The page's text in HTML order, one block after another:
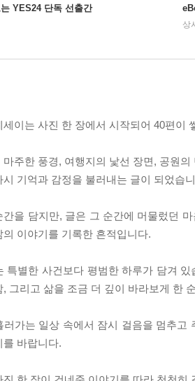
YES24 단독 선출간
상
세이는 사진 한 장에서 시작되어 40편이
마주한 풍경, 여행지의 낯선 장면, 공원
시 기억과 감정을 불러내는 글이 되었습
간을 담지만, 글은 그 순간에 머물렀던
의 이야기를 기록한 흔적입니다.
특별한 사건보다 평범한 하루가 담겨
, 그리고 삶을 조금 더 깊이 바라보게 한
러가는 일상 속에서 잠시 걸음을 멈추
를 바랍니다.